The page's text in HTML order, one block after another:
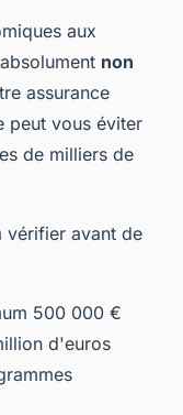
aux
non
assurance
peut vous éviter
de milliers de
vérifier avant de
500 000 €
d'euros